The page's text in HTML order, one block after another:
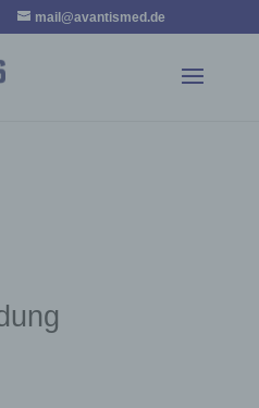
mail@avantismed.de
66